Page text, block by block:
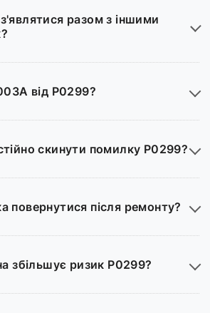
разом з іншими
від P0299?
скинути помилку P0299?
після ремонту?
збільшує ризик P0299?